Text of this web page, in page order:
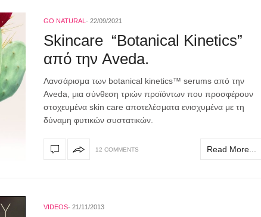
GO NATURAL 22/09/2021
Skincare “Botanical Kinetics”
από την Aveda.
Λανσάρισμα των botanical kinetics™ serums από την
Aveda, μια σύνθεση τριών προϊόντων που προσφέρουν
στοχευμένα skin care αποτελέσματα ενισχυμένα με τη
δύναμη φυτικών συστατικών.
12 COMMENTS Read More...
VIDEOS 21/11/2013